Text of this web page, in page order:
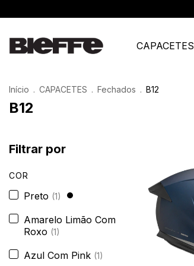
CAPACETES
Início . CAPACETES . Fechados . B12
B12
Filtrar por
COR
Preto (1)
Amarelo Limão Com
Roxo (1)
Azul Com Pink (1)